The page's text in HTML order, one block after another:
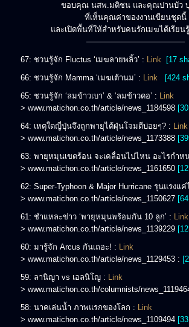
ขอบคุณ นสพ.มติชน และคุณปานบัว
ที่เห็นคุณค่าของงานเขียนชุดนี้
และเปิดพื้นที่ให้สำหรับคนรักเมฆได้เรียน
————————————–
67: ชวนรู้จัก Fluctus ‘เมฆลายพลิ้ว’ : Link
[17
66: ชวนรู้จัก Mamma ‘เมฆเต้านม’ : Link
[424
65: ชวนรู้จัก ‘ลมข้าวเบา’ & ‘ลมข้าวดอ’ : Link
> www.matichon.co.th/article/news_1184598
64: เหตุใดญี่ปุ่นจึงถูกพายุไต้ฝุ่นโจมตีบ่อยๆ? : Link
> www.matichon.co.th/article/news_1173388
63: พายุหมุนเขตร้อน จะเคลื่อนไปไหน อะไรกำห
> www.matichon.co.th/article/news_1161650
62: Super-Typhoon & Major Hurricane รุนแรงแ
> www.matichon.co.th/article/news_1150627 [ุ
61: ชำแหละข่าว ‘พายุหมุนพร้อมกัน 10 ลูก’ : Link
> www.matichon.co.th/article/news_1139229
60: มารู้จัก Arcus กันเถอะ! : Link
> www.matichon.co.th/article/news_1129453 :
59: ลานิญา vs เอลนิโญ : Link
> www.matichon.co.th/columnists/
58: นาคเล่นน้ำ ภาพแรกของโลก : Link
> www.matichon.co.th/article/news_1109494